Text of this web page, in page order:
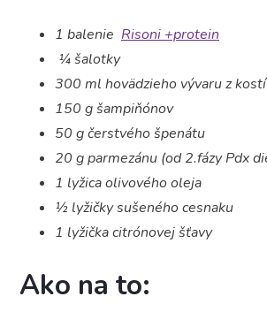
1 balenie Risoni +protein
¼ šalotky
300 ml hovädzieho vývaru z kostí
150 g šampiňónov
50 g čerstvého špenátu
20 g parmezánu (od 2.fázy Pdx
1 lyžica olivového oleja
½ lyžičky sušeného cesnaku
1 lyžička citrónovej šťavy
Ako na to: